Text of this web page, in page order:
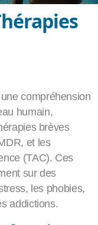
compréhension
humain,
brèves
et les
(TAC). Ces
sur des
les phobies,
addictions.